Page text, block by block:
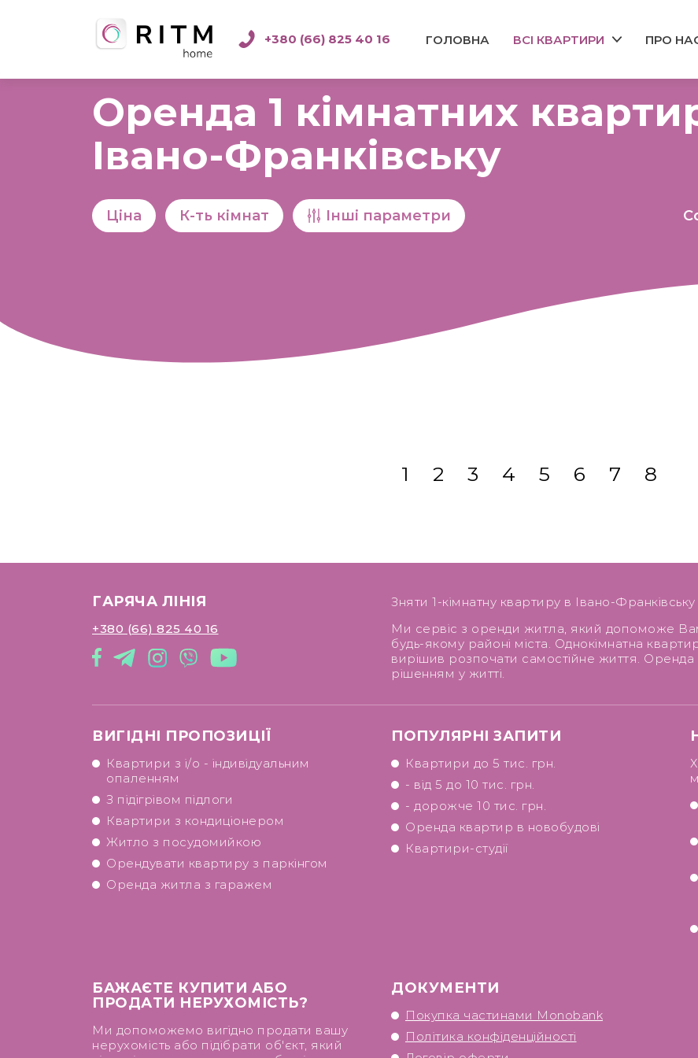
+380 (66) 825 40 16 ГОЛОВНА ВСІ КВАРТИРИ ПРО
Оренда 1 кімнатних
Івано-Франківську
Ціна К-ть кімнат Інші параметри
1 2 3 4 5 6 7 8
ГАРЯЧА ЛІНІЯ
+380 (66) 825 40 16
Зняти 1-кімнатну квартиру в Івано-
Ми сервіс з оренди житла, який допоможе
будь-якому районі міста. Однокімнатна
вирішив розпочати самостійне життя.
рішенням у житті.
ВИГІДНІ ПРОПОЗИЦІЇ
Квартири з і/о - індивідуальним
опаленням
З підігрівом підлоги
Квартири з кондиціонером
Житло з посудомийкою
Орендувати квартиру з паркінгом
Оренда житла з гаражем
ПОПУЛЯРНІ ЗАПИТИ
Квартири до 5 тис. грн.
- від 5 до 10 тис. грн.
- дорожче 10 тис. грн.
Оренда квартир в новобудові
Квартири-студії
БАЖАЄТЕ КУПИТИ АБО
ПРОДАТИ НЕРУХОМІСТЬ?
Ми допоможемо вигідно продати вашу
нерухомість або підібрати об'єкт, який
ДОКУМЕНТИ
Покупка частинами Monobank
Політика конфіденційності